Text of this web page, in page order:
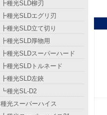
┣種光SLD柳刃
┣種光SLDエグリ刃
┣種光SLD立て切り
┣種光SLD厚物用
┣種光SLDスーパーハード
┣種光SLDトルネード
┣種光SLD左鋏
┗種光SL-D2
種光スーパーハイス